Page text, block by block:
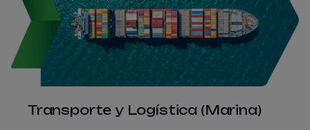
Transporte y Logística (Marina)